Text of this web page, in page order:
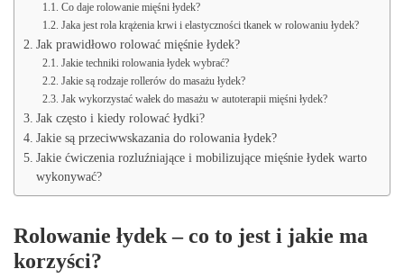
Co daje rolowanie mięśni łydek?
Jaka jest rola krążenia krwi i elastyczności tkanek w rolowaniu łydek?
Jak prawidłowo rolować mięśnie łydek?
Jakie techniki rolowania łydek wybrać?
Jakie są rodzaje rollerów do masażu łydek?
Jak wykorzystać wałek do masażu w autoterapii mięśni łydek?
Jak często i kiedy rolować łydki?
Jakie są przeciwwskazania do rolowania łydek?
Jakie ćwiczenia rozluźniające i mobilizujące mięśnie łydek warto
wykonywać?
Rolowanie łydek – co to jest i jakie ma
korzyści?